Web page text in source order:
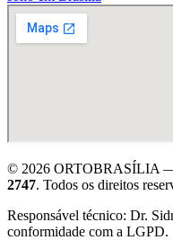
© 2026 ORTOBRASÍLIA
2747. Todos os direitos
Responsável técnico: Dr.
conformidade com a LGPD.